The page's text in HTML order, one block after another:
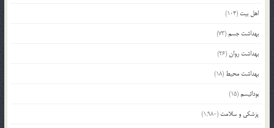
اهل بیت (104)
بهداشت جسم(73)
بهداشت روان(26)
بهداشت محیط (18)
بودائیسم(15)
پزشکی و سلامت (1,980)